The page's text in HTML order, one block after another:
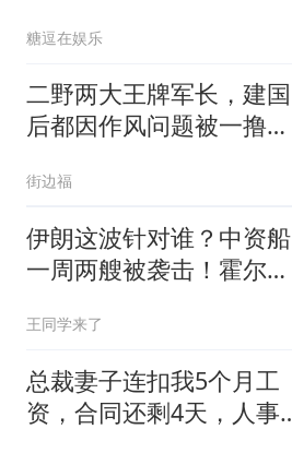
糖逗在娱乐
二野两大王牌军长，建国
后都因作风问题被一撸到
街边福
伊朗这波针对谁？中资船
一周两艘被袭击！霍尔木
彻底破灭！
王同学来了
总裁妻子连扣我5个月工
资，合同还剩4天，人事